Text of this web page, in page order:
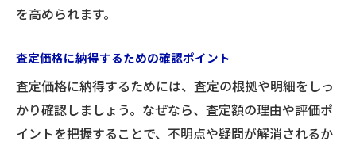
を高められます。
査定価格に納得するための確認ポイント
査定価格に納得するためには、査定の根拠や明細をしっ
かり確認しましょう。なぜなら、査定額の理由や評価ポ
イントを把握することで、不明点や疑問が解消されるか